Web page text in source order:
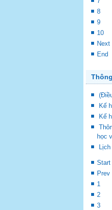
8
9
10
Next
End
Kế
Kế
học
Start
Prev
1
2
3